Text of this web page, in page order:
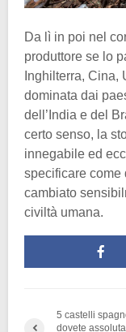
Da lì in poi nel
produttore se lo
Inghilterra, Cina,
dominata dai
dell’India e del
certo senso, la
innegabile ed
specificare come
cambiato
civiltà umana.
5 castelli
dovete